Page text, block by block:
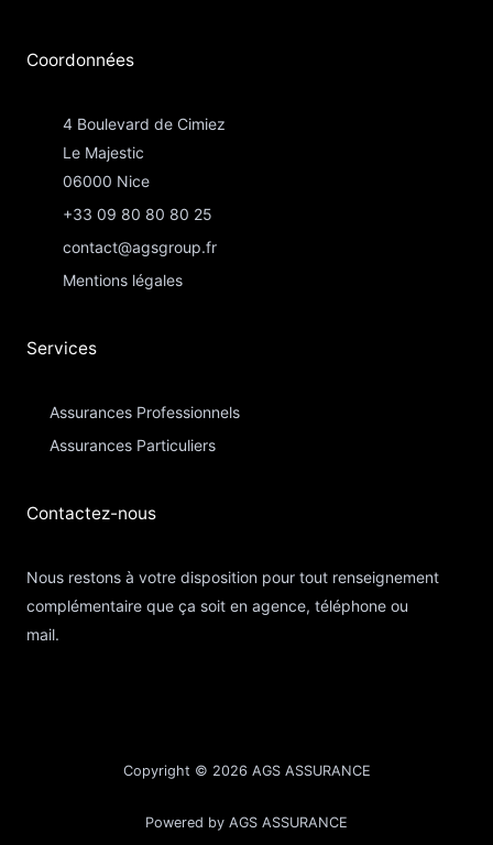
Coordonnées​
4 Boulevard de Cimiez
Le Majestic
06000 Nice
+33 09 80 80 80 25
contact@agsgroup.fr
Mentions légales
Services
Assurances Professionnels
Assurances Particuliers​
Contactez-nous​
Nous restons à votre disposition pour tout renseignement
complémentaire que ça soit en agence, téléphone ou
mail.
Copyright © 2026 AGS ASSURANCE
Powered by AGS ASSURANCE